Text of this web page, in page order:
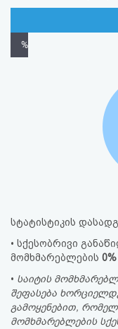
%
სტატისტიკის
• სქესობრივი
მომხმარებლების 0%
• საიტის
შეფასება
გამოყენებით,
მომხმარებლების